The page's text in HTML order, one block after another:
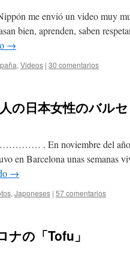
me envió un video muy
bien, aprenden, saben
→
, Videos | 30 comentarios
の日本女性のバル
. En noviembre del año
en Barcelona unas semanas
→
, Japoneses | 57 comentarios
ナの「Tofu」